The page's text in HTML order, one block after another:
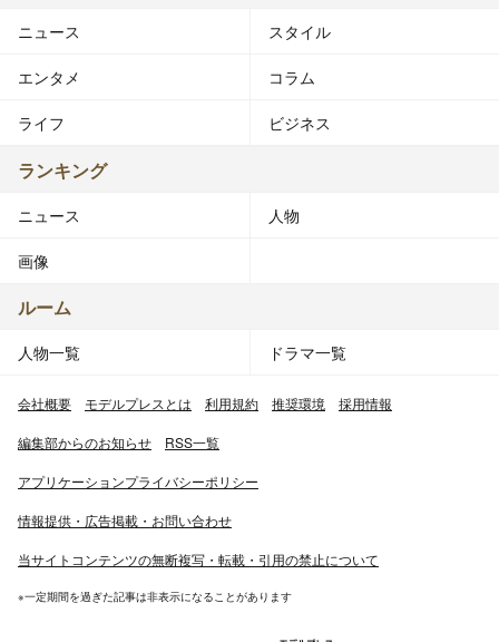
ニュース スタイル
エンタメ コラム
ライフ ビジネス
ランキング
ニュース 人物
画像
ルーム
人物一覧 ドラマ一覧
会社概要 モデルプレスとは 利用規約 推奨環境 採用情報
編集部からのお知らせ RSS一覧
アプリケーションプライバシーポリシー
情報提供・広告掲載・お問い合わせ
当サイトコンテンツの無断複写・転載・引用の禁止について
※一定期間を過ぎた記事は非表示になることがあります